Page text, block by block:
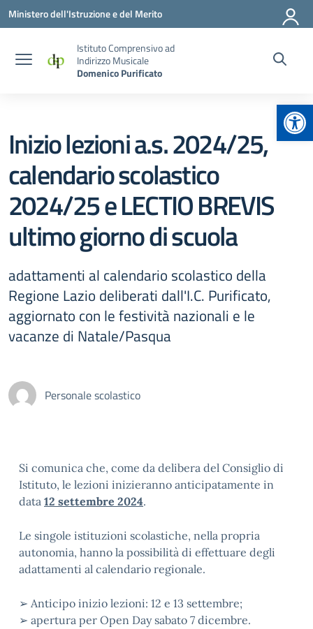
Vai ai contenuti
Vai al menu di navigazione
Vai al footer
Ministero dell'Istruzione e del Merito
Istituto Comprensivo ad
Indirizzo Musicale
Domenico Purificato
Inizio lezioni a.s. 2024/25,
calendario scolastico
2024/25 e LECTIO BREVIS
ultimo giorno di scuola
adattamenti al calendario scolastico della
Regione Lazio deliberati dall'I.C. Purificato,
aggiornato con le festività nazionali e le
vacanze di Natale/Pasqua
Personale scolastico
Si comunica che, come da delibera del Consiglio di
Istituto, le lezioni inizieranno anticipatamente in
data 12 settembre 2024.
Le singole istituzioni scolastiche, nella propria
autonomia, hanno la possibilità di effettuare degli
adattamenti al calendario regionale.
➢ Anticipo inizio lezioni: 12 e 13 settembre;
➢ apertura per Open Day sabato 7 dicembre.